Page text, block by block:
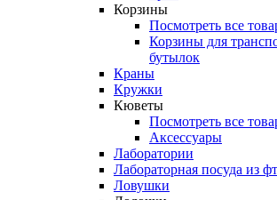
Корзины
Посмотреть все
Корзины для
бутылок
Краны
Кружки
Кюветы
Посмотреть все
Аксессуары
Лаборатории
Лабораторная посуда из
Ловушки